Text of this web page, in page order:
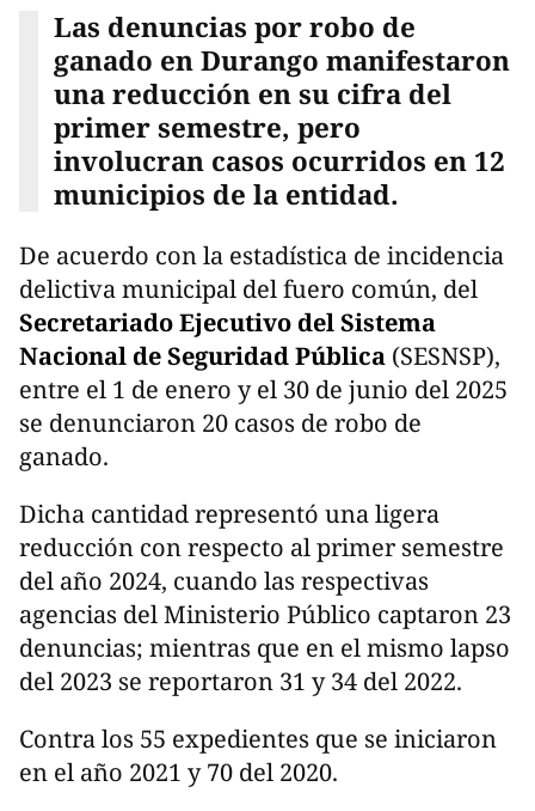
Las denuncias por robo de
ganado en Durango manifestaron
una reducción en su cifra del
primer semestre, pero
involucran casos ocurridos en 12
municipios de la entidad.
De acuerdo con la estadística de incidencia
delictiva municipal del fuero común, del
Secretariado Ejecutivo del Sistema
Nacional de Seguridad Pública (SESNSP),
entre el 1 de enero y el 30 de junio del 2025
se denunciaron 20 casos de robo de
ganado.
Dicha cantidad representó una ligera
reducción con respecto al primer semestre
del año 2024, cuando las respectivas
agencias del Ministerio Público captaron 23
denuncias; mientras que en el mismo lapso
del 2023 se reportaron 31 y 34 del 2022.
Contra los 55 expedientes que se iniciaron
en el año 2021 y 70 del 2020.